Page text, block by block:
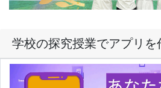
ほんの一部ですが、昨年度羽咋高
リを動画にしました。「詳細ボタ
覧ください！